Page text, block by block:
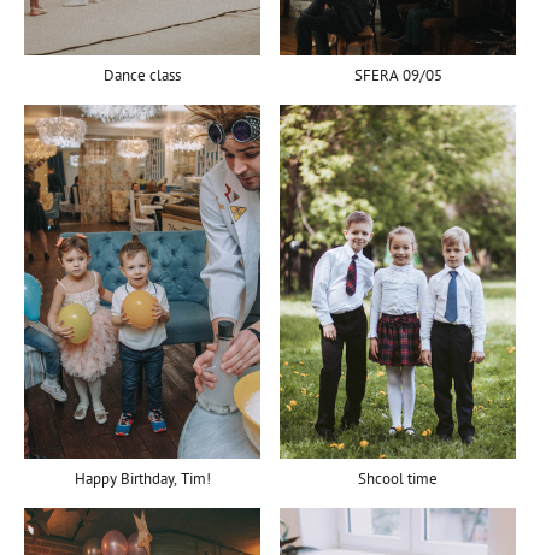
Dance class SFERA 09/05
Happy Birthday, Tim! Shcool time